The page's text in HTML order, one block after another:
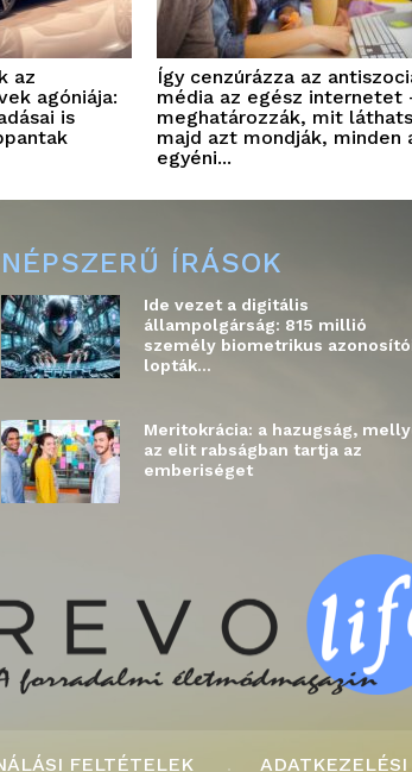
az
agóniája:
is
Így cenzúrázza az
média az egész internetet
meghatározzák, mit
majd azt mondják, minden
egyéni...
NÉPSZERŰ ÍRÁSOK
Ide vezet a digitális
állampolgárság: 815 millió
személy biometrikus
lopták...
Meritokrácia: a hazugság,
az elit rabságban tartja az
emberiséget
FELTÉTELEK ADATKEZELÉSI